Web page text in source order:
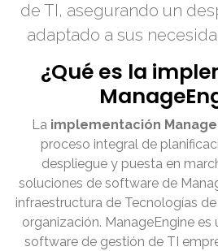
de TI, asegurando un
adaptado a sus
¿Qué es la
La implementación
proceso integral de
despliegue y puesta en
soluciones de software de
infraestructura de Tecnologías
organización. ManageEngine
software de gestión de TI